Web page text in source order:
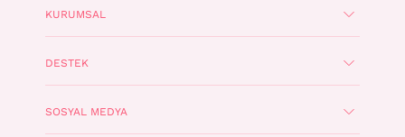
KURUMSAL
DESTEK
SOSYAL MEDYA